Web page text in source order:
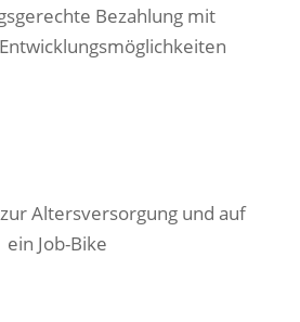
Bezahlung mit
Altersversorgung und auf
ein Job-Bike